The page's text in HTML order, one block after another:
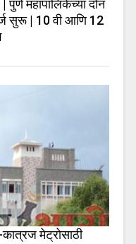
महापालिकेच्या दोन
सुरू | 10 वी आणि 12
मेट्रोसाठी